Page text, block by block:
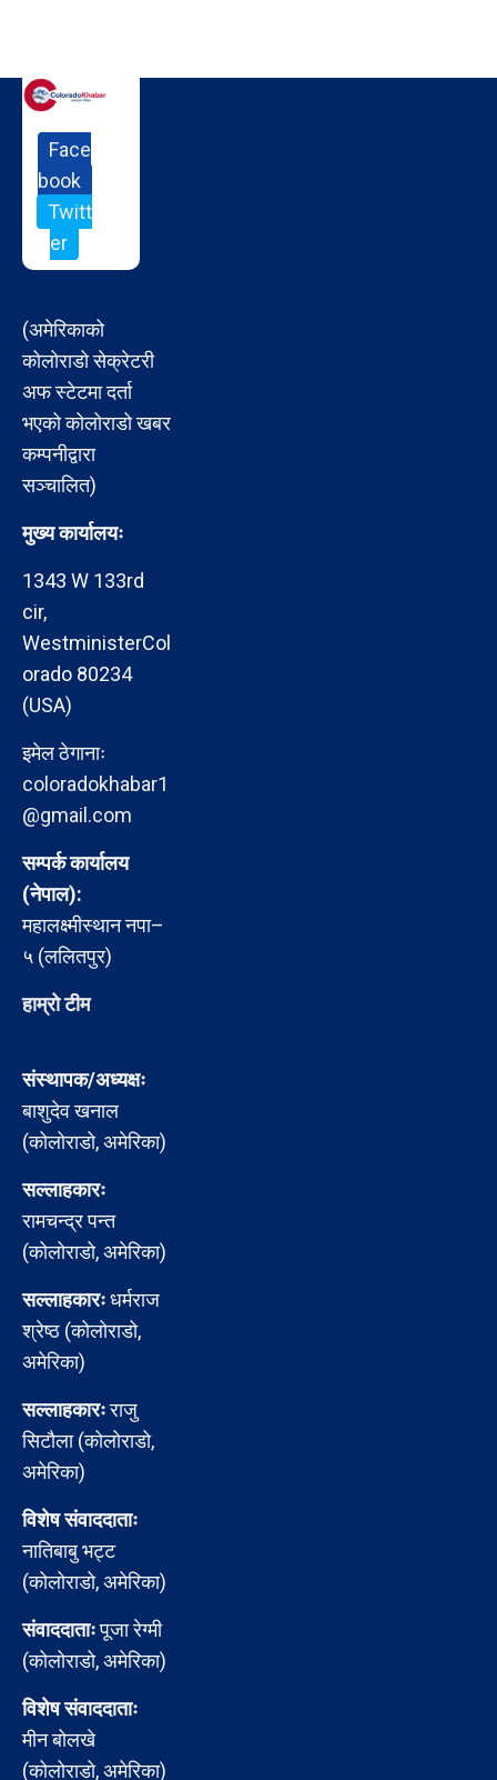
Face
book
Twitt
er
(अमेरिकाको
कोलोराडो सेक्रेटरी
अफ स्टेटमा दर्ता
भएको कोलोराडो खबर
कम्पनीद्वारा
सञ्चालित)
मुख्य कार्यालयः
1343 W 133rd
cir,
WestministerCol
orado 80234
(USA)
इमेल ठेगानाः
coloradokhabar1
@gmail.com
सम्पर्क कार्यालय
(नेपाल):
महालक्ष्मीस्थान नपा–
५ (ललितपुर)
हाम्रो टीम
संस्थापक/अध्यक्षः
बाशुदेव खनाल
(कोलोराडो, अमेरिका)
सल्लाहकारः
रामचन्द्र पन्त
(कोलोराडो, अमेरिका)
सल्लाहकारःधर्मराज
श्रेष्ठ (कोलोराडो,
अमेरिका)
सल्लाहकारःराजु
सिटौला (कोलोराडो,
अमेरिका)
विशेष संवाददाताः
नातिबाबु भट्ट
(कोलोराडो, अमेरिका)
संवाददाताःपूजा रेग्मी
(कोलोराडो, अमेरिका)
विशेष संवाददाताः
मीन बोलखे
(कोलोराडो, अमेरिका)